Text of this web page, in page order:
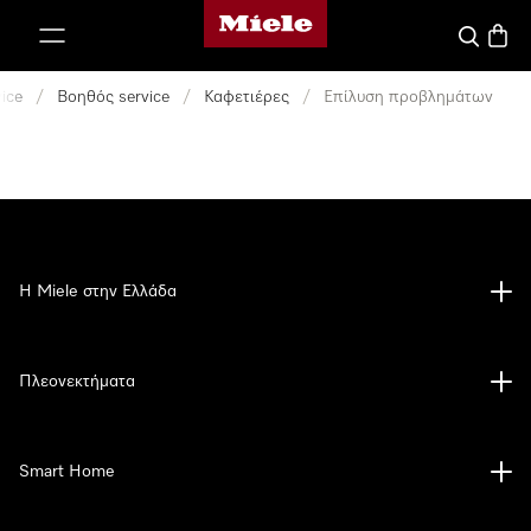
Αρχική σελίδα της Miele
/ Βοηθός service / Καφετιέρες / Επίλυση προβλημάτων
Η Miele στην Ελλάδα
Πλεονεκτήματα
Smart Home